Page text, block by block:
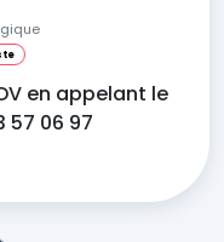
en appelant le
57 06 97